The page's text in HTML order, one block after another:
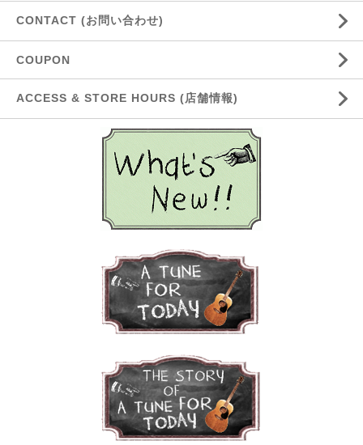
CONTACT (お問い合わせ)
COUPON
ACCESS & STORE HOURS (店舗情報)